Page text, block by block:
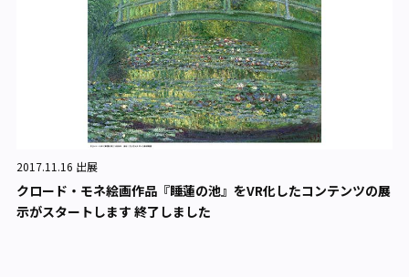
2017.11.16 出展
クロード・モネ絵画作品『睡蓮の池』をVR化したコンテンツの展
示がスタートします 終了しました